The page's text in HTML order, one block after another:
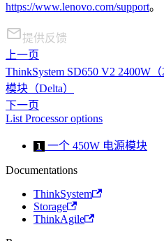
https://www.lenovo.com/support。
提供反馈
上一页
ThinkSystem SD650 V2 2400W
模块（Delta）
下一页
List Processor options
1 一个 450W 电源模块
Documentations
ThinkSystem
Storage
ThinkAgile